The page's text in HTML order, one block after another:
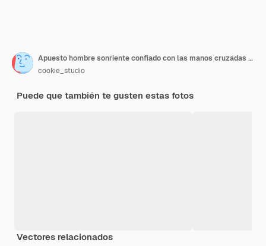
Apuesto hombre sonriente confiado con las manos cruzadas sobre el pecho
cookie_studio
Puede que también te gusten estas fotos
Vectores relacionados